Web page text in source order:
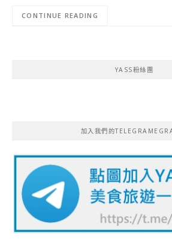
CONTINUE READING
YASS粉絲團
加入我們的